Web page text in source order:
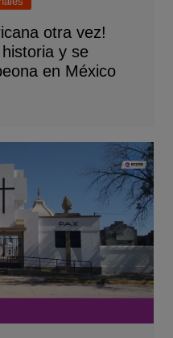
otra vez!
y se
en México